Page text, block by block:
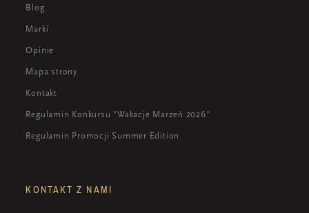
Blog
Marki
Opinie
Mapa strony
Kontakt
Regulamin Konkursu "Wakacje Marzeń 2026"
Regulamin Promocji Summer Edition
KONTAKT Z NAMI